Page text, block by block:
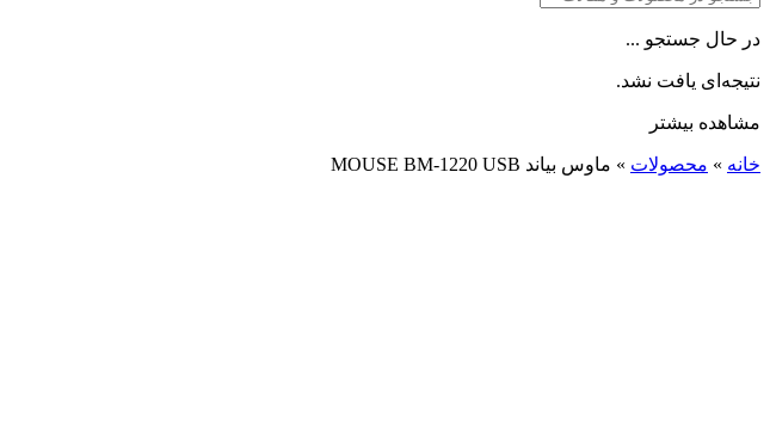
در حال جستجو ...
نتیجه‌ای یافت نشد.
مشاهده بیشتر
خانه » محصولات » ماوس بیاند MOUSE BM-1220 USB